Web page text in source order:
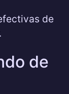
de
de